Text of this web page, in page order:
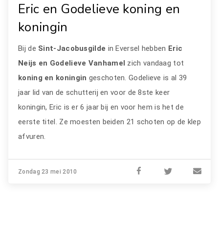
Eric en Godelieve koning en
koningin
Bij de Sint-Jacobusgilde in Eversel hebben Eric
Neijs en Godelieve Vanhamel zich vandaag tot
koning en koningin geschoten. Godelieve is al 39
jaar lid van de schutterij en voor de 8ste keer
koningin, Eric is er 6 jaar bij en voor hem is het de
eerste titel. Ze moesten beiden 21 schoten op de klep
afvuren.
Zondag 23 mei 2010